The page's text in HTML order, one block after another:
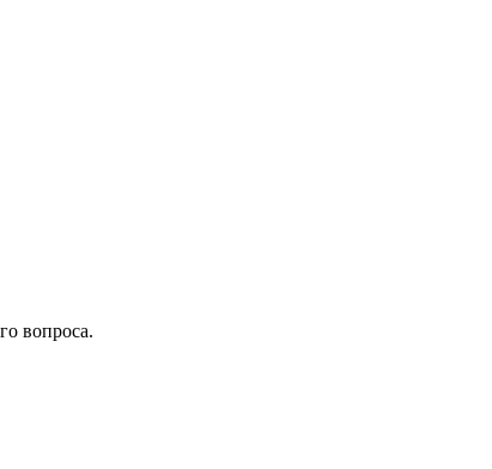
вопроса.